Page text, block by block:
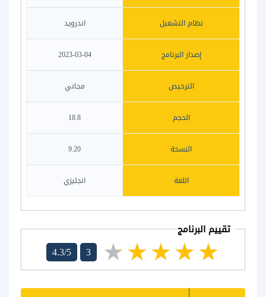
نظام التشغيل اندرويد
إصدار البرنامج 2023-03-04
الترخيص مجاني
الحجم 18.8
النسخة 9.20
اللغة انجليزي
تقييم البرنامج
4.3/5 3